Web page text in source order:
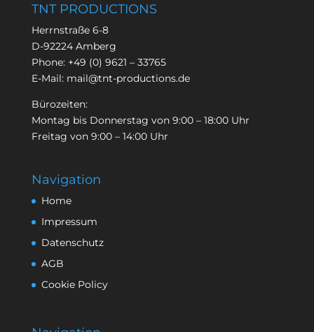
TNT PRODUCTIONS
Herrnstraße 6-8
D-92224 Amberg
Phone: +49 (0) 9621 – 33765
E-Mail: mail@tnt-productions.de
Bürozeiten:
Montag bis Donnerstag von 9:00 – 18:00 Uhr
Freitag von 9:00 – 14:00 Uhr
Navigation
Home
Impressum
Datenschutz
AGB
Cookie Policy